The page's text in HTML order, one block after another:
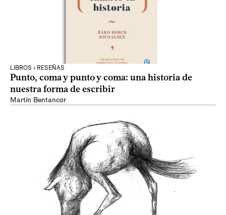
LIBROS › RESEÑAS
Punto, coma y punto y coma: una historia de
nuestra forma de escribir
Martín Bentancor